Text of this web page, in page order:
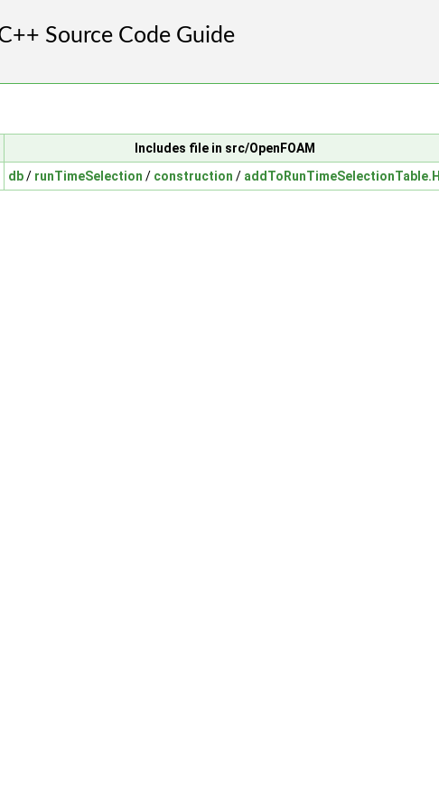
Includes file in src/OpenFOAM
db/ runTimeSelection / construction / addToRunTimeSelectionTable.H